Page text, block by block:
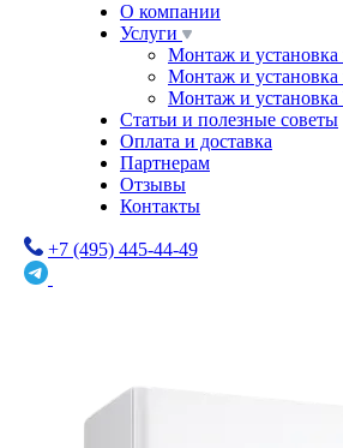
О компании
Услуги
Монтаж и установка
Монтаж и установка
Монтаж и
Статьи и полезные советы
Оплата и доставка
Партнерам
Отзывы
Контакты
+7 (495) 445-44-49